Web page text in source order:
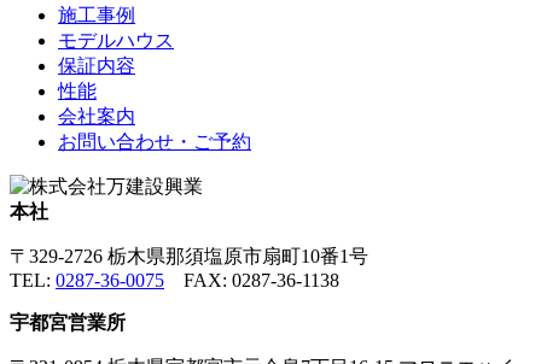
施工事例
モデルハウス
保証内容
性能
会社案内
お問い合わせ・ご予約
本社
〒329-2726 栃木県那須塩原市扇町10番1号
TEL: 0287-36-0075 FAX: 0287-36-1138
宇都宮営業所